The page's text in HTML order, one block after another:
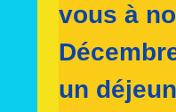
vous à
un